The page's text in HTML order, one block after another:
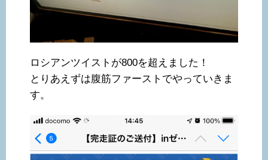
ロシアンツイストが800を超えました！
とりあえずは腹筋ファーストでやっていきま
す。